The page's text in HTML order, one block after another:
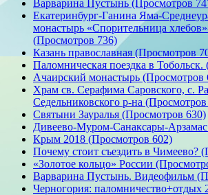
Варварина Пустынь (Просмотров
Екатеринбург-Ганина Яма-
монастырь «Спорительница
(Просмотров 736)
Казань православная (Просмотров
Паломническая поездка в
Ачаирский монастырь (Просмотров
Храм св. Серафима Саровского, с.
Седельниковского р-на
Святыни Зауралья (Просмотров 630)
Дивеево-Муром-Санаксары-
Крым 2018 (Просмотров 602)
Почему стоит съездить в Чимеево?
«Золотое кольцо» России
Варварина Пустынь. Видеофильм
Черногория: паломничество+отдых